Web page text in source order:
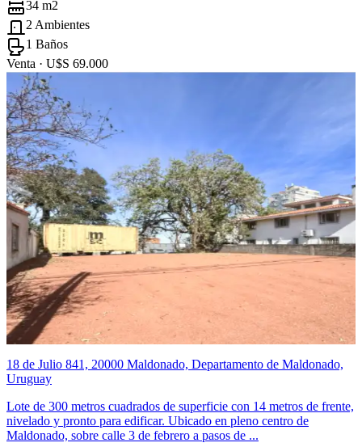
34 m2
2 Ambientes
1 Baños
Venta · U$S 69.000
18 de Julio 841, 20000 Maldonado, Departamento de Maldonado,
Uruguay
Lote de 300 metros cuadrados de superficie con 14 metros de frente,
nivelado y pronto para edificar. Ubicado en pleno centro de
Maldonado, sobre calle 3 de febrero a pasos de ...